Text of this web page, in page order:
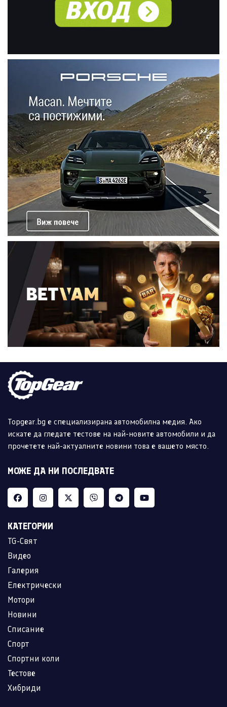
Topgear.bg е специализирана автомобилна медия. Ако
искате да гледате тестове на най-новите автомобили и да
прочетете най-актуалните новини това е вашето място.
МОЖЕ ДА НИ ПОСЛЕДВАТЕ
КАТЕГОРИИ
TG-Свят
Видео
Галерия
Електрически
Мотори
Новини
Списание
Спорт
Спортни коли
Тестове
Хибриди